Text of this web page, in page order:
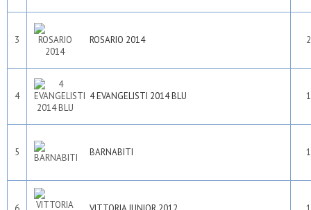
3 ROSARIO 2014
4 4 EVANGELISTI 2014 BLU
5 BARNABITI